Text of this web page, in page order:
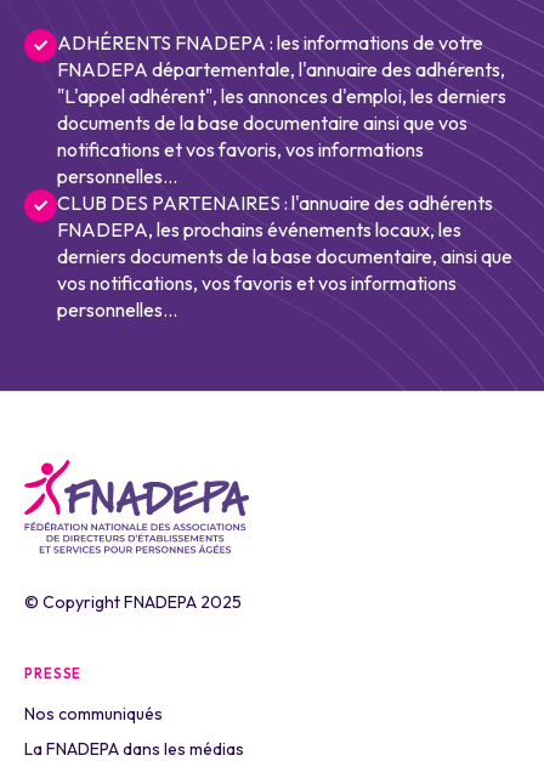
ADHÉRENTS FNADEPA : les informations de votre
FNADEPA départementale, l'annuaire des adhérents,
"L'appel adhérent", les annonces d'emploi, les derniers
documents de la base documentaire ainsi que vos
notifications et vos favoris, vos informations
personnelles...
CLUB DES PARTENAIRES : l'annuaire des adhérents
FNADEPA, les prochains événements locaux, les
derniers documents de la base documentaire, ainsi que
vos notifications, vos favoris et vos informations
personnelles...
© Copyright FNADEPA 2025
PRESSE
Nos communiqués
La FNADEPA dans les médias